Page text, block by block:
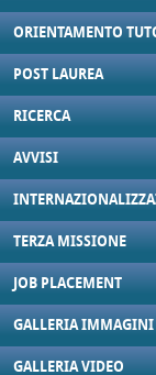
ORIENTAMENTO
POST LAUREA
RICERCA
AVVISI
TERZA MISSIONE
JOB PLACEMENT
GALLERIA IMMAGINI
GALLERIA VIDEO